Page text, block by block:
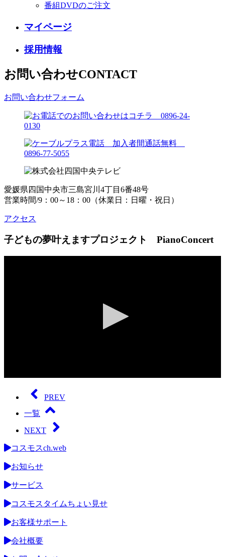
番組DVDのご注文
マイページ
採用情報
お問い合わせCONTACT
お問い合わせフォーム
愛媛県四国中央市三島宮川4丁目6番48号
営業時間/9：00～18：00（休業日：日曜・祝日）
アクセス
子どもの夢叶えますプロジェクト PianoConcert
seconds
seconds
PREV
一覧
NEXT
コスモスch.web
お知らせ
サービス
コスモスタイムちょい見せ
お客様サポート
会社概要